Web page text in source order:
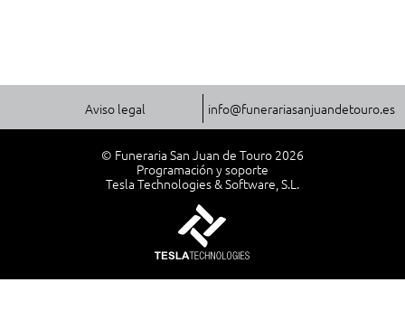
Aviso legal info@funerariasanjuandetouro.es
© Funeraria San Juan de Touro 2026
Programación y soporte
Tesla Technologies & Software, S.L.